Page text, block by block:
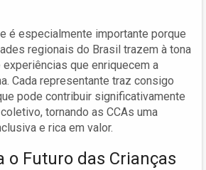
é especialmente importante porque
regionais do Brasil trazem à tona
que enriquecem a
Cada representante traz consigo
pode contribuir significativamente
tornando as CCAs uma
e rica em valor.
o Futuro das Crianças